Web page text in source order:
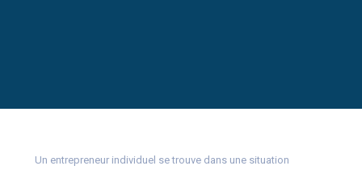
Un entrepreneur individuel se trouve dans une situation